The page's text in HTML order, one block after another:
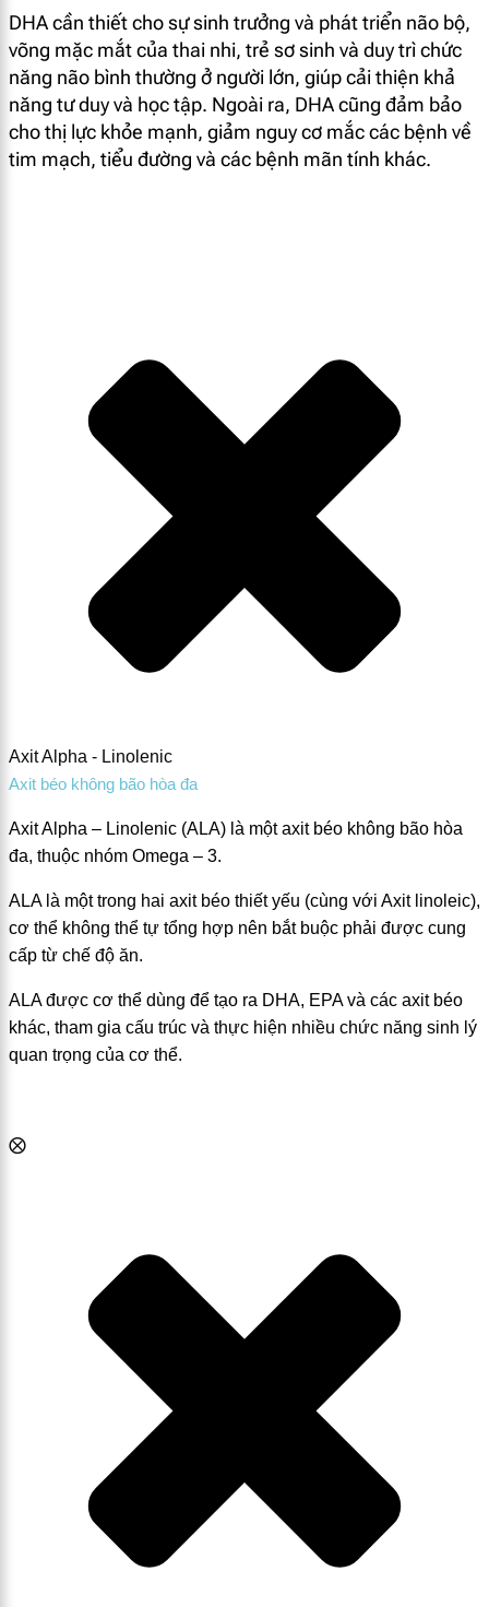
DHA cần thiết cho sự sinh trưởng và phát triển não bộ,
võng mặc mắt của thai nhi, trẻ sơ sinh và duy trì chức
năng não bình thường ở người lớn, giúp cải thiện khả
năng tư duy và học tập. Ngoài ra, DHA cũng đảm bảo
cho thị lực khỏe mạnh, giảm nguy cơ mắc các bệnh về
tim mạch, tiểu đường và các bệnh mãn tính khác.
Axit Alpha - Linolenic
Axit béo không bão hòa đa
Axit Alpha – Linolenic (ALA) là một axit béo không bão hòa
đa, thuộc nhóm Omega – 3.
ALA là một trong hai axit béo thiết yếu (cùng với Axit linoleic),
cơ thể không thể tự tổng hợp nên bắt buộc phải được cung
cấp từ chế độ ăn.
ALA được cơ thể dùng để tạo ra DHA, EPA và các axit béo
khác, tham gia cấu trúc và thực hiện nhiều chức năng sinh lý
quan trọng của cơ thể.
⨂